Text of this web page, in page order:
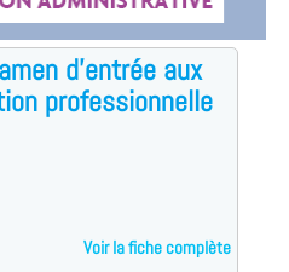
d'entrée aux
professionnelle
Voir la fiche complète